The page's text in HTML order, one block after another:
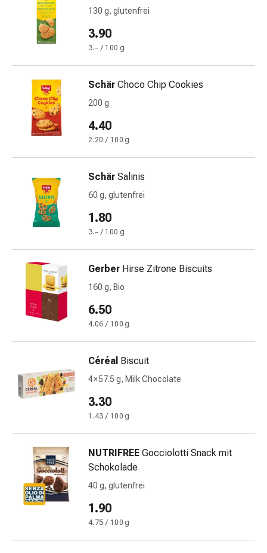
Unreine
Haut
Fieberblasen
Naturmittel
Bachblütentherapie
Pflanzenknospen
Homöopathie
Phytotherapie
Schüssler-
Spagyrika
Anthroposophika
Niere,
Harnwegsbeschwerden
Prostata
Nieren-
Blasenbeschwerden
Schmerzen
Fieber
Kopfschmerzen
Migräne
Muskel-
Gelenkschmerzen
Schmerztherapie
Kühlen
Wärmen
130 g, glutenfrei
3.90
3.– / 100 g
Schär Choco Chip Cookies
200 g
4.40
2.20 / 100 g
Schär Salinis
60 g, glutenfrei
1.80
3.– / 100 g
Gerber Hirse Zitrone Biscuits
160 g, Bio
6.50
4.06 / 100 g
Céréal Biscuit
4 × 57.5 g, Milk Chocolate
3.30
1.43 / 100 g
NUTRIFREE Gocciolotti Snack mit
Schokolade
40 g, glutenfrei
1.90
4.75 / 100 g